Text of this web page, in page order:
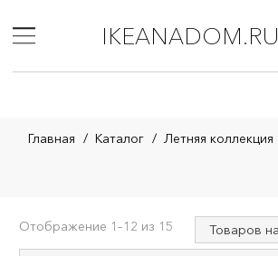
IKEANADOM.RU
Главная / Каталог / Летняя коллекция
Отображение 1–12 из 15